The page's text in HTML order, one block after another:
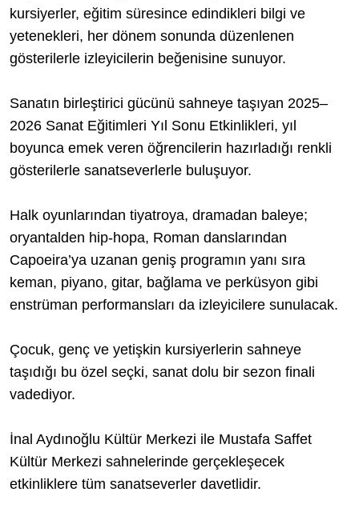
kursiyerler, eğitim süresince edindikleri bilgi ve
yetenekleri, her dönem sonunda düzenlenen
gösterilerle izleyicilerin beğenisine sunuyor.
Sanatın birleştirici gücünü sahneye taşıyan 2025–
2026 Sanat Eğitimleri Yıl Sonu Etkinlikleri, yıl
boyunca emek veren öğrencilerin hazırladığı renkli
gösterilerle sanatseverlerle buluşuyor.
Halk oyunlarından tiyatroya, dramadan baleye;
oryantalden hip-hopa, Roman danslarından
Capoeira’ya uzanan geniş programın yanı sıra
keman, piyano, gitar, bağlama ve perküsyon gibi
enstrüman performansları da izleyicilere sunulacak.
Çocuk, genç ve yetişkin kursiyerlerin sahneye
taşıdığı bu özel seçki, sanat dolu bir sezon finali
vadediyor.
İnal Aydınoğlu Kültür Merkezi ile Mustafa Saffet
Kültür Merkezi sahnelerinde gerçekleşecek
etkinliklere tüm sanatseverler davetlidir.